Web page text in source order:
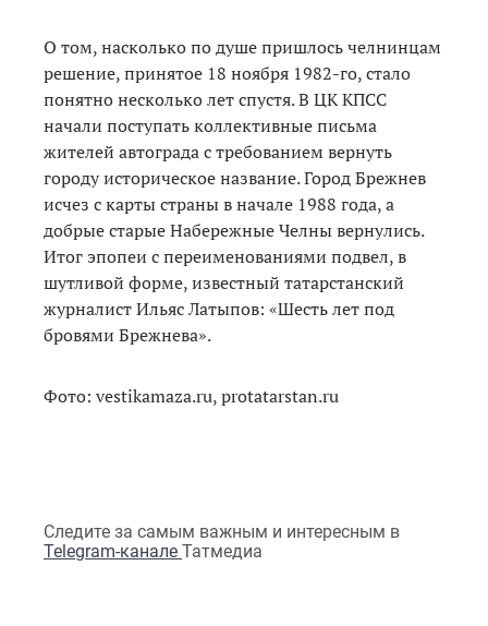
О том, насколько по душе пришлось челнинцам
решение, принятое 18 ноября 1982-го, стало
понятно несколько лет спустя. В ЦК КПСС
начали поступать коллективные письма
жителей автограда с требованием вернуть
городу историческое название. Город Брежнев
исчез с карты страны в начале 1988 года, а
добрые старые Набережные Челны вернулись.
Итог эпопеи с переименованиями подвел, в
шутливой форме, известный татарстанский
журналист Ильяс Латыпов: «Шесть лет под
бровями Брежнева».
Фото: vestikamaza.ru, protatarstan.ru
Следите за самым важным и интересным в
Telegram-канале Татмедиа